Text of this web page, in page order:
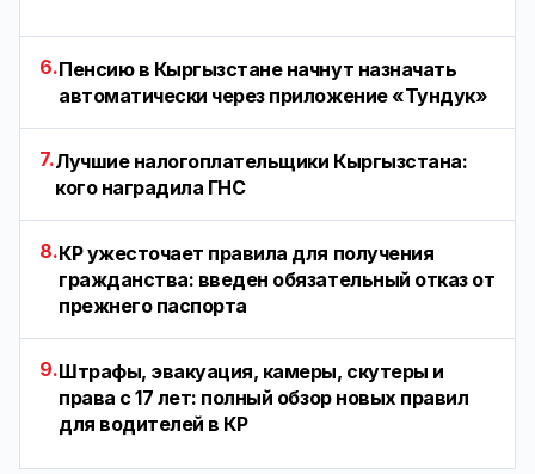
6.Пенсию в Кыргызстане начнут назначать
автоматически через приложение «Тундук»
7.Лучшие налогоплательщики Кыргызстана:
кого наградила ГНС
8.КР ужесточает правила для получения
гражданства: введен обязательный отказ от
прежнего паспорта
9.Штрафы, эвакуация, камеры, скутеры и
права с 17 лет: полный обзор новых правил
для водителей в КР